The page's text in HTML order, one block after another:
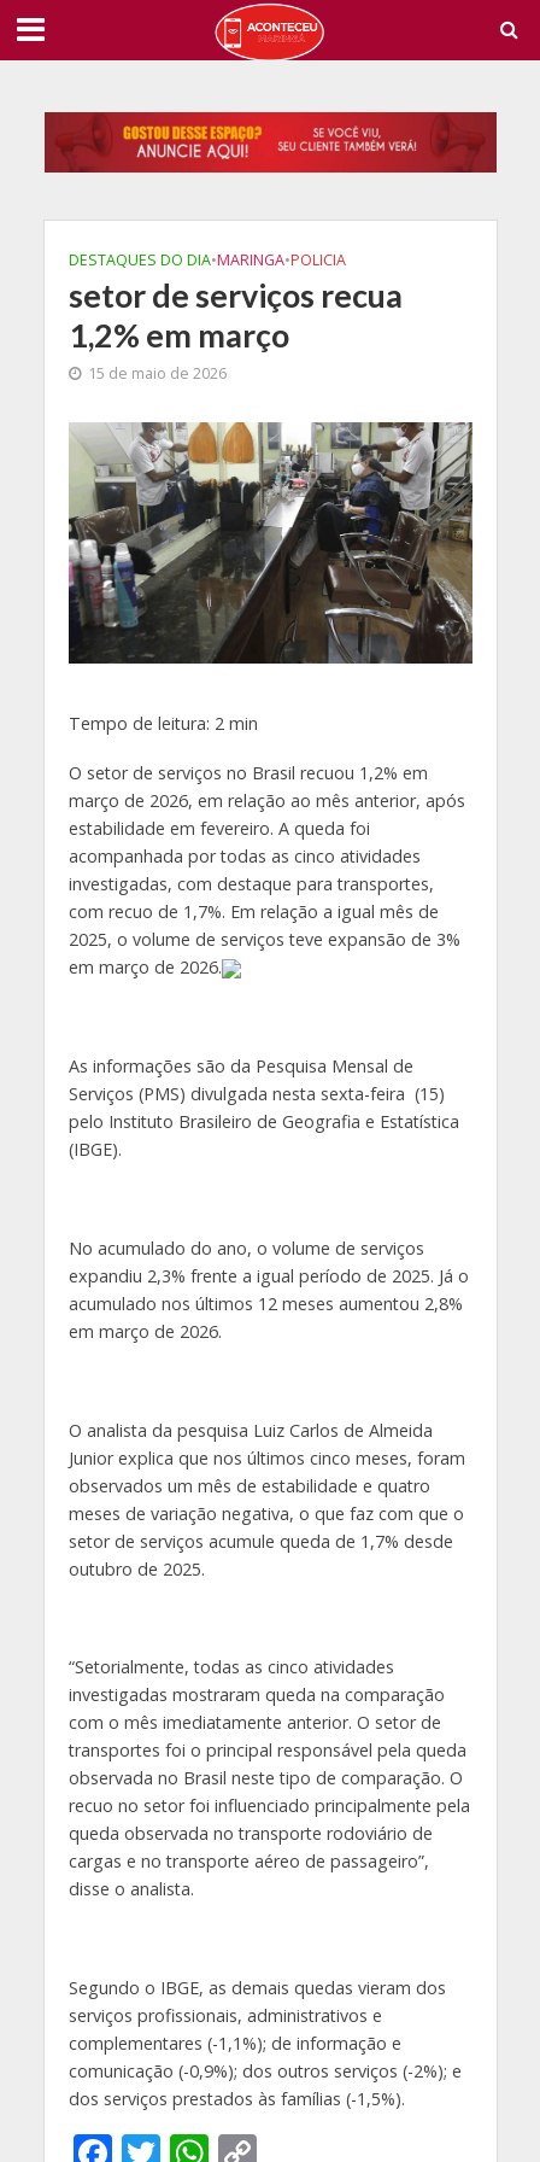
DESTAQUES DO DIA•MARINGA•POLICIA
setor de serviços recua
1,2% em março
15 de maio de 2026
Tempo de leitura: 2 min
O setor de serviços no Brasil recuou 1,2% em
março de 2026, em relação ao mês anterior, após
estabilidade em fevereiro. A queda foi
acompanhada por todas as cinco atividades
investigadas, com destaque para transportes,
com recuo de 1,7%. Em relação a igual mês de
2025, o volume de serviços teve expansão de 3%
em março de 2026.
As informações são da Pesquisa Mensal de
Serviços (PMS) divulgada nesta sexta-feira (15)
pelo Instituto Brasileiro de Geografia e Estatística
(IBGE).
No acumulado do ano, o volume de serviços
expandiu 2,3% frente a igual período de 2025. Já o
acumulado nos últimos 12 meses aumentou 2,8%
em março de 2026.
O analista da pesquisa Luiz Carlos de Almeida
Junior explica que nos últimos cinco meses, foram
observados um mês de estabilidade e quatro
meses de variação negativa, o que faz com que o
setor de serviços acumule queda de 1,7% desde
outubro de 2025.
“Setorialmente, todas as cinco atividades
investigadas mostraram queda na comparação
com o mês imediatamente anterior. O setor de
transportes foi o principal responsável pela queda
observada no Brasil neste tipo de comparação. O
recuo no setor foi influenciado principalmente pela
queda observada no transporte rodoviário de
cargas e no transporte aéreo de passageiro”,
disse o analista.
Segundo o IBGE, as demais quedas vieram dos
serviços profissionais, administrativos e
complementares (-1,1%); de informação e
comunicação (-0,9%); dos outros serviços (-2%); e
dos serviços prestados às famílias (-1,5%).